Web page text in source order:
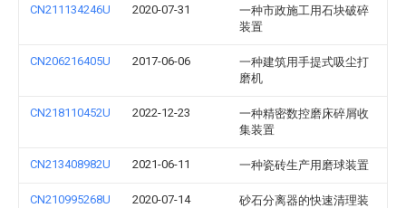
CN211134246U 2020-07-31
一种市政施工用石块破碎
装置
CN206216405U 2017-06-06
一种建筑用手提式吸尘打
磨机
CN218110452U 2022-12-23
一种精密数控磨床碎屑收
集装置
CN213408982U 2021-06-11 一种瓷砖生产用磨球装置
CN210995268U 2020-07-14
砂石分离器的快速清理装